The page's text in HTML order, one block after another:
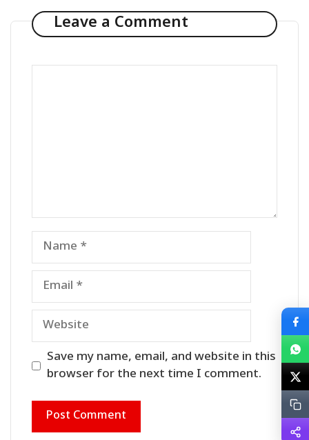
Leave a Comment
Name
Email
Website
Save my name, email, and website in this
browser for the next time I comment.